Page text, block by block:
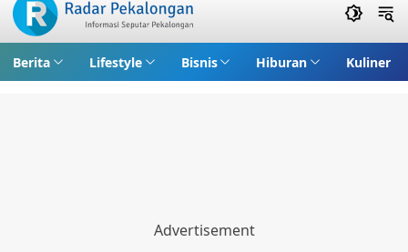
Berita Lifestyle Bisnis Hiburan Kuliner